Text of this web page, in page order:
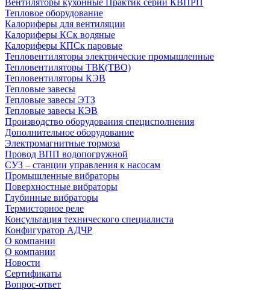
Вентиляторы кухонные Практик серии КВПРП
Тепловое оборудование
Калориферы для вентиляции
Калориферы КСк водяные
Калориферы КПСк паровые
Тепловентиляторы электрические промышленные
Тепловентиляторы ТВК(ТВО)
Тепловентиляторы КЭВ
Тепловые завесы
Тепловые завесы ЭТЗ
Тепловые завесы КЭВ
Производство оборудования специсполнения
Дополнительное оборудование
Электромагнитные тормоза
Провод ВПП водопогружной
СУЗ – станции управления к насосам
Промышленные вибраторы
Поверхностные вибраторы
Глубинные вибраторы
Термисторное реле
Консультация технического специалиста
Конфигуратор АДЧР
О компании
О компании
Новости
Сертификаты
Вопрос-ответ